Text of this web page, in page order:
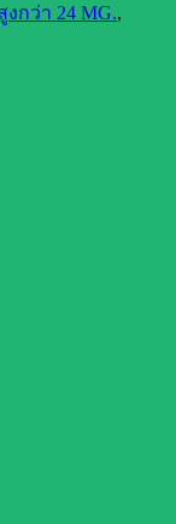
กว่า 24 MG.,